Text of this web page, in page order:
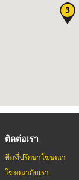
ติดต่อเรา
ทีมที่ปรึกษาโฆษณา
โฆษณากับเรา